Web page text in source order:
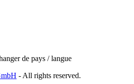
de pays / langue
- All rights reserved.